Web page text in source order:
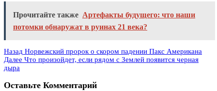
Прочитайте также Артефакты будущего: что наши
потомки обнаружат в руинах 21 века?
Назад Норвежский пророк о скором падении Пакс Американа
Далее Что произойдет, если рядом с Землей появится черная
дыра
Оставьте Комментарий